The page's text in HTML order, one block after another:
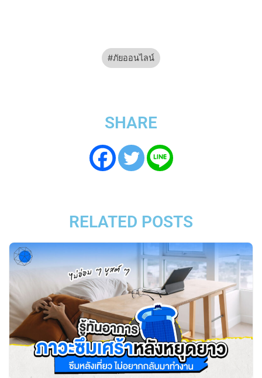
ภัยออนไลน์
SHARE
RELATED POSTS